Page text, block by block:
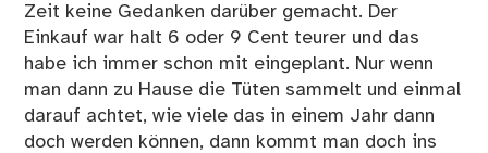
Zeit keine Gedanken darüber gemacht. Der
Einkauf war halt 6 oder 9 Cent teurer und das
habe ich immer schon mit eingeplant. Nur wenn
man dann zu Hause die Tüten sammelt und einmal
darauf achtet, wie viele das in einem Jahr dann
doch werden können, dann kommt man doch ins